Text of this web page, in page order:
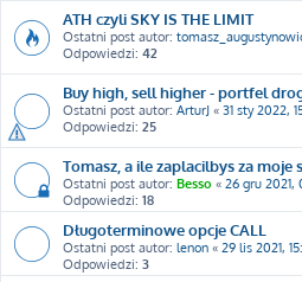
ATH czyli SKY IS THE LIMIT
Ostatni post autor:
Odpowiedzi: 42
Buy high, sell higher - portfel
Ostatni post autor: ArturJ « 31 sty 2022,
Odpowiedzi: 25
Tomasz, a ile zaplacilbys za moje
Ostatni post autor: Besso « 26 gru 2021,
Odpowiedzi: 18
Długoterminowe opcje CALL
Ostatni post autor: lenon « 29 lis 2021,
Odpowiedzi: 3